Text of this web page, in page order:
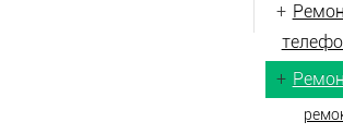
+
+